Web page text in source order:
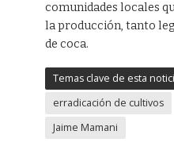
comunidades locales
la producción, tanto
de coca.
Temas clave de esta
erradicación de cultivos
Jaime Mamani